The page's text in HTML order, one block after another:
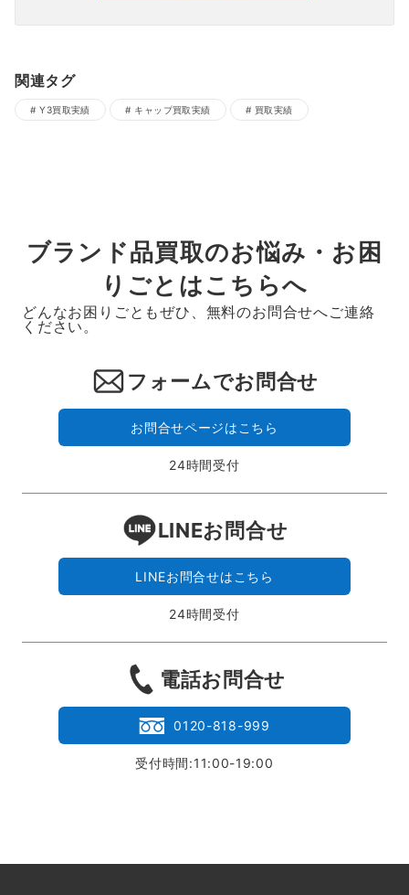
関連タグ
Y3買取実績 キャップ買取実績 買取実績
ブランド品買取のお悩み・お困
りごとはこちらへ
どんなお困りごともぜひ、無料のお問合せへご連絡
ください。
フォームでお問合せ
お問合せページはこちら
24時間受付
LINEお問合せ
LINEお問合せはこちら
24時間受付
電話お問合せ
0120-818-999
受付時間:11:00-19:00